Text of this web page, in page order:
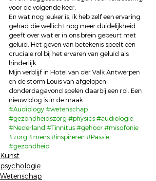
voor de volgende keer.
En wat nog leuker is, ik heb zelf een ervaring
gehad die wellicht nog meer duidelijkheid
geeft over wat er in ons brein gebeurt met
geluid. Het geven van betekenis speelt een
cruciale rol bij het ervaren van geluid als
hinderlijk.
Mijn verblijf in Hotel van der Valk Antwerpen
en de storm Louis van afgelopen
donderdagavond spelen daarbij een rol. Een
nieuw blog is in de maak.
#Audiology#wetenschap
#gezondheidszorg #physics#audiologie
#Nederland #Tinnitus#gehoor#misofonie
#zorg #mens#inspireren #Passie
#gezondheid
Kunst
psychologie
Wetenschap